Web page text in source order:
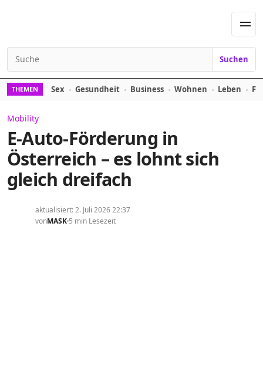
Search for:
Suchen
THEMEN Sex Gesundheit Business Wohnen Leben
Mobility
E-Auto-Förderung in
Österreich – es lohnt sich
gleich dreifach
aktualisiert: 2. Juli 2026 22:37
vonMASK 5 min Lesezeit